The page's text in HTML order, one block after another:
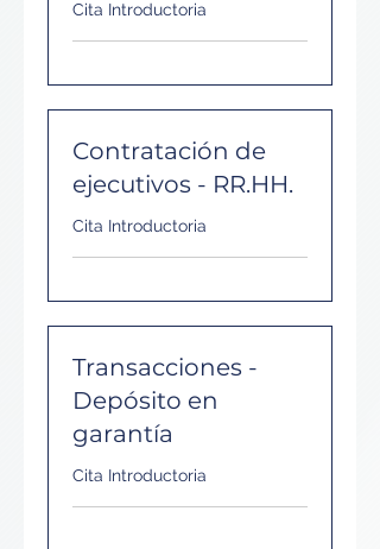
Cita Introductoria
Contratación de
ejecutivos - RR.HH.
Cita Introductoria
Transacciones -
Depósito en
garantía
Cita Introductoria